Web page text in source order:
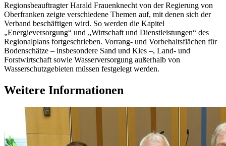
Regionsbeauftragter Harald Frauenknecht von der Regierung von
Oberfranken zeigte verschiedene Themen auf, mit denen sich der
Verband beschäftigen wird. So werden die Kapitel
„Energieversorgung“ und „Wirtschaft und Dienstleistungen“ des
Regionalplans fortgeschrieben. Vorrang- und Vorbehaltsflächen für
Bodenschätze – insbesondere Sand und Kies –, Land- und
Forstwirtschaft sowie Wasserversorgung außerhalb von
Wasserschutzgebieten müssen festgelegt werden.
Weitere Informationen